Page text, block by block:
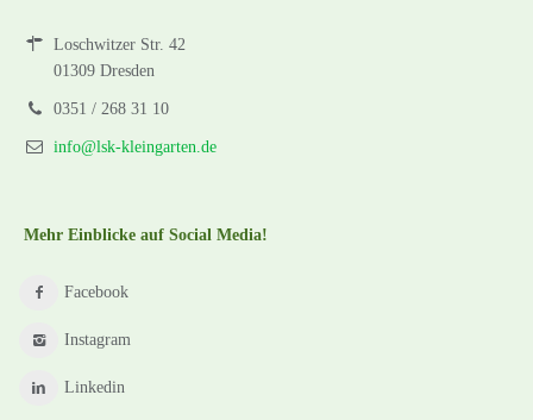
Loschwitzer Str. 42
01309 Dresden
0351 / 268 31 10
info@lsk-kleingarten.de
Mehr Einblicke auf Social Media!
Facebook
Instagram
Linkedin